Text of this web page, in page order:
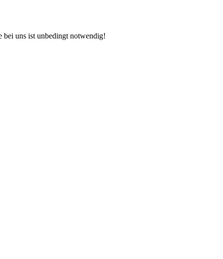
bei uns ist unbedingt notwendig!